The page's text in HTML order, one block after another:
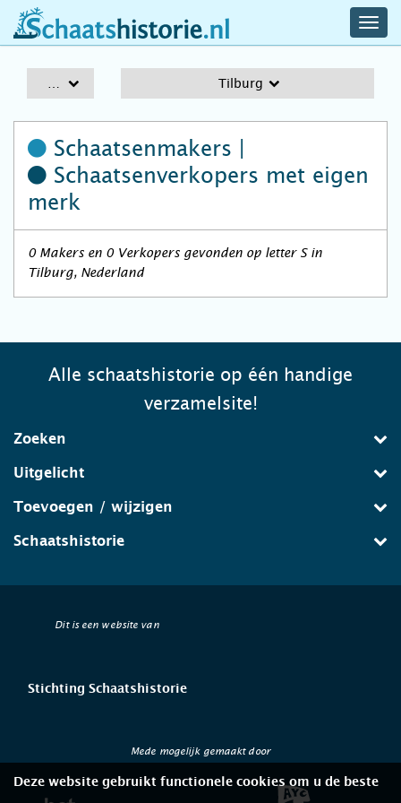
schaatshistorie.nl
Tilburg
Schaatsenmakers |
Schaatsenverkopers met eigen
merk
0 Makers en 0 Verkopers gevonden op letter S in
Tilburg, Nederland
Alle schaatshistorie op één handige
verzamelsite!
Zoeken
Uitgelicht
Toevoegen / wijzigen
Schaatshistorie
Dit is een website van
Stichting Schaatshistorie
Mede mogelijk gemaakt door
Deze website gebruikt functionele cookies om u de beste